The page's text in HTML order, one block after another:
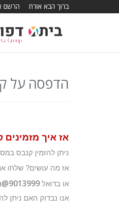
ברוך הבא אורח הרשם
הדפסה על
אז איך מזמינים
ניתן להזמין קנבס
אז מה עושים? שלחו
או בדואל 9013999@gmail.com
אנו נבדוק האם ניתן